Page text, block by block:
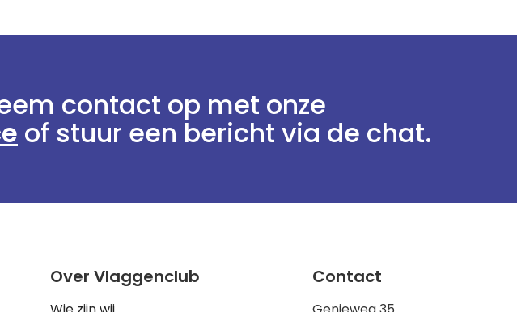
contact op met onze
of stuur een bericht via de chat.
Over Vlaggenclub Contact